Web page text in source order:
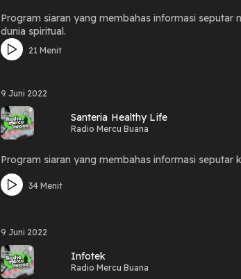
Program siaran yang membahas informasi
dunia spiritual.
21 Menit
9 Juni 2022
Santeria Healthy Life
Radio Mercu Buana
Program siaran yang membahas informasi seputar
34 Menit
9 Juni 2022
Infotek
Radio Mercu Buana